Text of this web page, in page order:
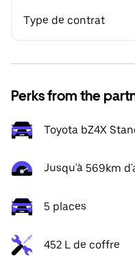
Type de contrat
Perks from the
Toyota bZ4X
Jusqu'à 569km
5 places
452 L de coffre